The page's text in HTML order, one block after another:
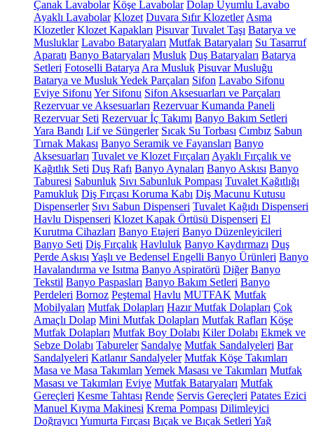
Çanak Lavabolar Köşe Lavabolar Dolap Uyumlu Lavabo
Ayaklı Lavabolar Klozet Duvara Sıfır Klozetler Asma
Klozetler Klozet Kapakları Pisuvar Tuvalet Taşı Batarya ve
Musluklar Lavabo Bataryaları Mutfak Bataryaları Su Tasarruf
Aparatı Banyo Bataryaları Musluk Duş Bataryaları Batarya
Setleri Fotoselli Batarya Ara Musluk Pisuvar Musluğu
Batarya ve Musluk Yedek Parçaları Sifon Lavabo Sifonu
Eviye Sifonu Yer Sifonu Sifon Aksesuarları ve Parçaları
Rezervuar ve Aksesuarları Rezervuar Kumanda Paneli
Rezervuar Seti Rezervuar İç Takımı Banyo Bakım Setleri
Yara Bandı Lif ve Süngerler Sıcak Su Torbası Cımbız Sabun
Tırnak Makası Banyo Seramik ve Fayansları Banyo
Aksesuarları Tuvalet ve Klozet Fırçaları Ayaklı Fırçalık ve
Kağıtlık Seti Duş Rafı Banyo Aynaları Banyo Askısı Banyo
Taburesi Sabunluk Sıvı Sabunluk Pompası Tuvalet Kağıtlığı
Pamukluk Diş Fırçası Koruma Kabı Diş Macunu Kutusu
Dispenserler Sıvı Sabun Dispenseri Tuvalet Kağıdı Dispenseri
Havlu Dispenseri Klozet Kapak Örtüsü Dispenseri El
Kurutma Cihazları Banyo Etajeri Banyo Düzenleyicileri
Banyo Seti Diş Fırçalık Havluluk Banyo Kaydırmazı Duş
Perde Askısı Yaşlı ve Bedensel Engelli Banyo Ürünleri Banyo
Havalandırma ve Isıtma Banyo Aspiratörü Diğer Banyo
Tekstil Banyo Paspasları Banyo Bakım Setleri Banyo
Perdeleri Bornoz Peştemal Havlu MUTFAK Mutfak
Mobilyaları Mutfak Dolapları Hazır Mutfak Dolapları Çok
Amaçlı Dolap Mini Mutfak Dolapları Mutfak Rafları Köşe
Mutfak Dolapları Mutfak Boy Dolabı Kiler Dolabı Ekmek ve
Sebze Dolabı Tabureler Sandalye Mutfak Sandalyeleri Bar
Sandalyeleri Katlanır Sandalyeler Mutfak Köşe Takımları
Masa ve Masa Takımları Yemek Masası ve Takımları Mutfak
Masası ve Takımları Eviye Mutfak Bataryaları Mutfak
Gereçleri Kesme Tahtası Rende Servis Gereçleri Patates Ezici
Manuel Kıyma Makinesi Krema Pompası Dilimleyici
Doğrayıcı Yumurta Fırçası Bıçak ve Bıçak Setleri Yağ